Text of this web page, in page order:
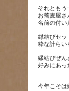
それともう
お蕎麦屋さ
縁結びセッ
縁結びぜん